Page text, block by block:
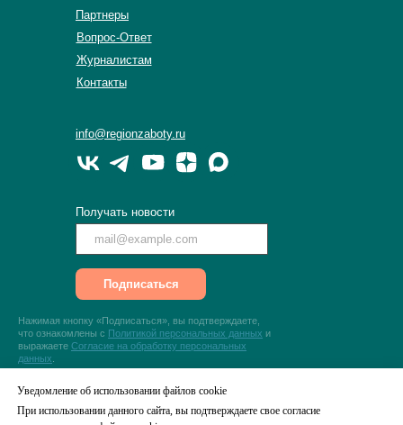
Уведомление об использовании файлов cookie
При использовании данного сайта, вы подтверждаете свое согласие
info@regionzaboty.ru
Вопрос-Ответ
Партнеры
Журналистам
Контакты
Нажимая кнопку «Подписаться», вы подтверждаете,
что ознакомлены с Политикой персональных данных и
выражаете Согласие на обработку персональных
данных
© 2022-2026 АБНО «Регион заботы»
Получать новости
Подписаться